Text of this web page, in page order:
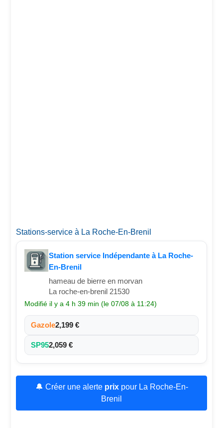
Stations-service à La Roche-En-Brenil
Station service Indépendante à La Roche-
En-Brenil
hameau de bierre en morvan
La roche-en-brenil 21530
Modifié il y a 4 h 39 min (le 07/08 à 11:24)
Gazole2,199 €
SP952,059 €
🔔 Créer une alerte prixpour La Roche-En-
Brenil